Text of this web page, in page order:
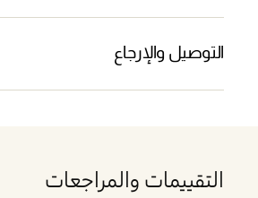
التوصيل والإرجاع
التقييمات والمراجعات